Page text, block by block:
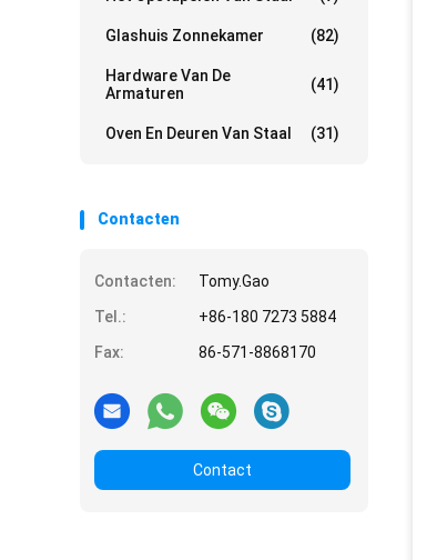
Glashuis Zonnekamer (82)
Hardware Van De
Armaturen
(41)
Oven En Deuren Van Staal (31)
Contacten
Contacten:
Tomy.Gao
Tel.:
+86-180 7273 5884
Fax:
86-571-8868170
Contact